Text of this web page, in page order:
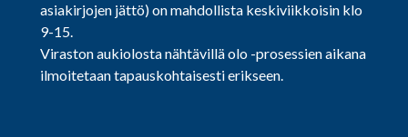
asiakirjojen jättö) on mahdollista keskiviikkoisin klo
9-15.
Viraston aukiolosta nähtävillä olo -prosessien aikana
ilmoitetaan tapauskohtaisesti erikseen.